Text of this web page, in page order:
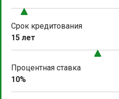
Срок кредитования
15 лет
Процентная ставка
10%